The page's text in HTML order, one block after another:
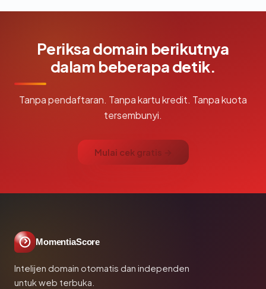
Periksa domain berikutnya
dalam beberapa detik.
Tanpa pendaftaran. Tanpa kartu kredit. Tanpa kuota
tersembunyi.
Mulai cek gratis →
MomentiaScore
Intelijen domain otomatis dan independen
untuk web terbuka.